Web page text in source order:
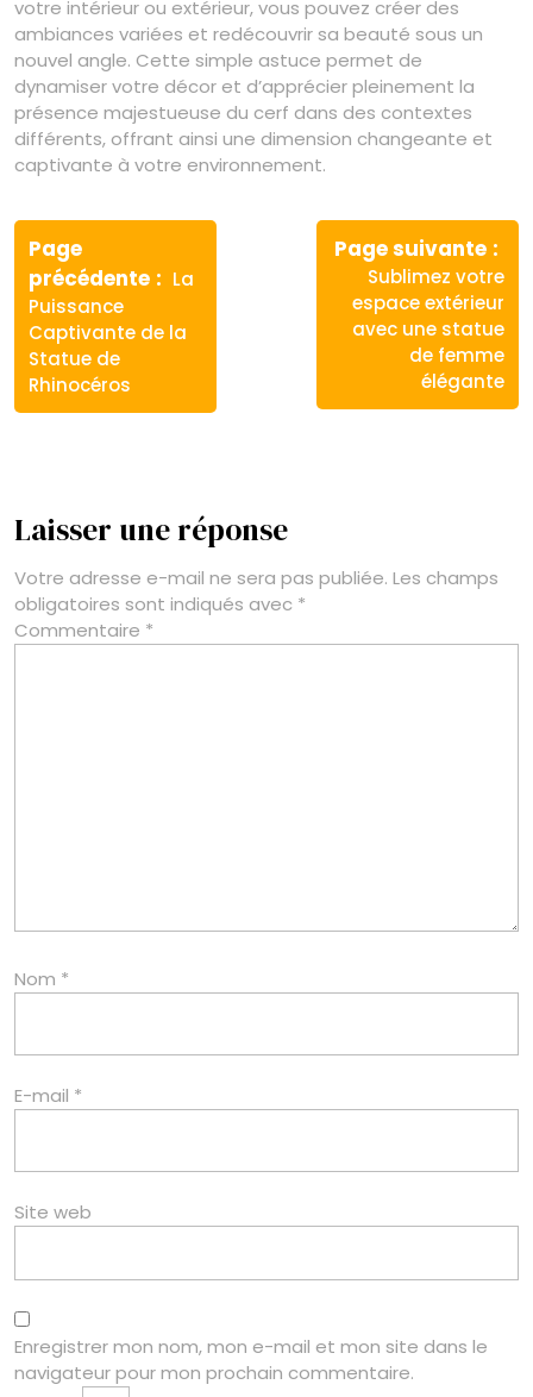
votre intérieur ou extérieur, vous pouvez créer des
ambiances variées et redécouvrir sa beauté sous un
nouvel angle. Cette simple astuce permet de
dynamiser votre décor et d’apprécier pleinement la
présence majestueuse du cerf dans des contextes
différents, offrant ainsi une dimension changeante et
captivante à votre environnement.
Navigation
de
l’article
Page
précédente
Article
:
La
Puissance
Captivante de la
Statue de
Rhinocéros
Page suivante
Article
suivant
:
Sublimez votre
espace extérieur
avec une statue
de femme
élégante
Laisser une réponse
Votre adresse e-mail ne sera pas publiée. Les champs
obligatoires sont indiqués avec *
Commentaire *
Nom *
E-mail *
Site web
Enregistrer mon nom, mon e-mail et mon site dans le
navigateur pour mon prochain commentaire.